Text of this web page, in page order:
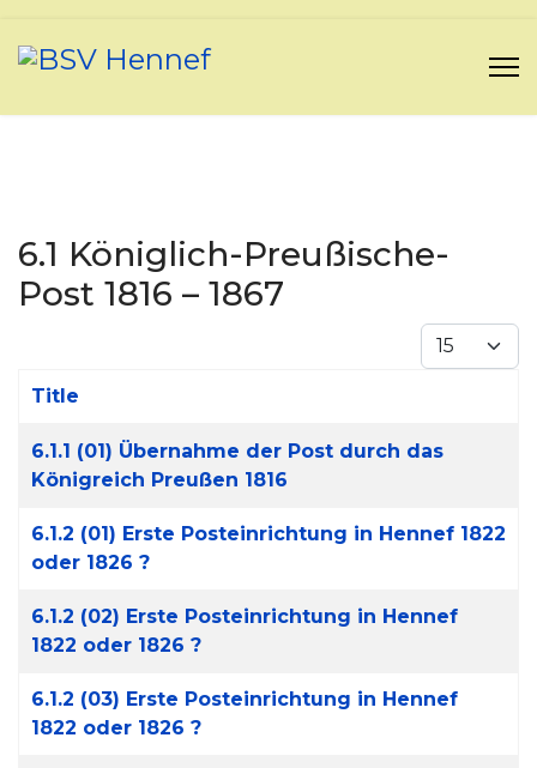
6.1 Königlich-Preußische-
Post 1816 – 1867
Display #
Title
6.1.1 (01) Übernahme der Post durch das
Königreich Preußen 1816
6.1.2 (01) Erste Posteinrichtung in Hennef 1822
oder 1826 ?
6.1.2 (02) Erste Posteinrichtung in Hennef
1822 oder 1826 ?
6.1.2 (03) Erste Posteinrichtung in Hennef
1822 oder 1826 ?